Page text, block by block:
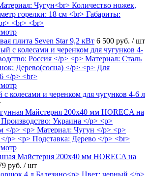
плита Seven Star 9,2 кВт 6 500 руб. / шт
с колесами и черенком для чугунков 4-6 л
Майстерня 200х40 мм HORECA на
руб. / шт